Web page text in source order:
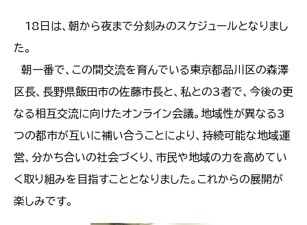
18日は、朝から夜まで分刻みのスケジュールとなりまし
た。
朝一番で、この間交流を育んでいる東京都品川区の森澤
区長、長野県飯田市の佐藤市長と、私との3者で、今後の更
なる相互交流に向けたオンライン会議。地域性が異なる3
つの都市が互いに補い合うことにより、持続可能な地域運
営、分かち合いの社会づくり、市民や地域の力を高めてい
く取り組みを目指すこととなりました。これからの展開が
楽しみです。